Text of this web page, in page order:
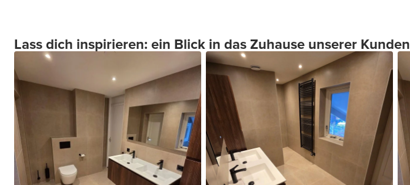
Lass dich inspirieren: ein Blick in das Zuhause unserer Kunden